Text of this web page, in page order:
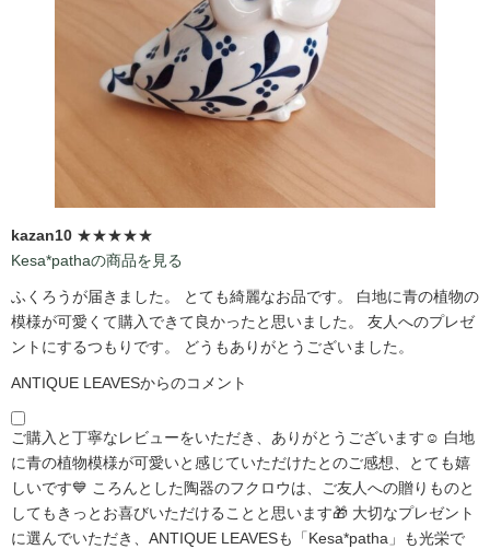
kazan10 ★★★★★
Kesa*pathaの商品を見る
ふくろうが届きました。 とても綺麗なお品です。 白地に青の植物の
模様が可愛くて購入できて良かったと思いました。 友人へのプレゼ
ントにするつもりです。 どうもありがとうございました。
ANTIQUE LEAVESからのコメント
ご購入と丁寧なレビューをいただき、ありがとうございます☺️ 白地
に青の植物模様が可愛いと感じていただけたとのご感想、とても嬉
しいです💙 ころんとした陶器のフクロウは、ご友人への贈りものと
してもきっとお喜びいただけることと思います🎁 大切なプレゼント
に選んでいただき、ANTIQUE LEAVESも「Kesa*patha」も光栄で